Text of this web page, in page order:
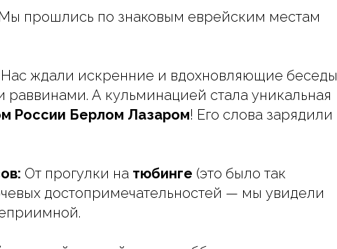
Мы прошлись по знаковым еврейским местам
Нас ждали искренние и вдохновляющие беседы
раввинами. А кульминацией стала уникальная
России Берлом Лазаром! Его слова зарядили
От прогулки на тюбинге (это было так
достопримечательностей — мы увидели